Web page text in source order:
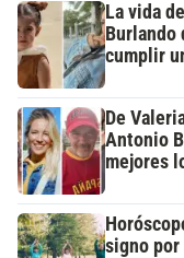
La vida
Burlando
cumplir
De
Antonio
mejores
signo